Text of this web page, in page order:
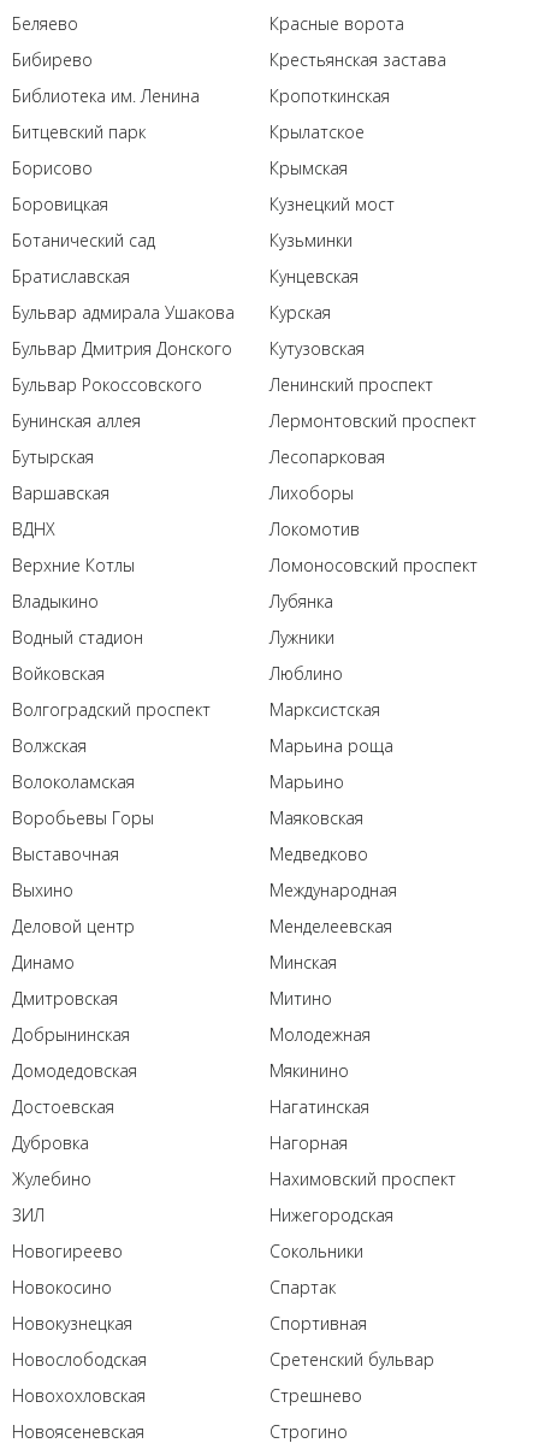
Беляево
Бибирево
Библиотека им. Ленина
Битцевский парк
Борисово
Боровицкая
Ботанический сад
Братиславская
Бульвар адмирала Ушакова
Бульвар Дмитрия Донского
Бульвар Рокоссовского
Бунинская аллея
Бутырская
Варшавская
ВДНХ
Верхние Котлы
Владыкино
Водный стадион
Войковская
Волгоградский проспект
Волжская
Волоколамская
Воробьевы Горы
Выставочная
Выхино
Деловой центр
Динамо
Дмитровская
Добрынинская
Домодедовская
Достоевская
Дубровка
Жулебино
ЗИЛ
Красные ворота
Крестьянская застава
Кропоткинская
Крылатское
Крымская
Кузнецкий мост
Кузьминки
Кунцевская
Курская
Кутузовская
Ленинский проспект
Лермонтовский проспект
Лесопарковая
Лихоборы
Локомотив
Ломоносовский проспект
Лубянка
Лужники
Люблино
Марксистская
Марьина роща
Марьино
Маяковская
Медведково
Международная
Менделеевская
Минская
Митино
Молодежная
Мякинино
Нагатинская
Нагорная
Нахимовский проспект
Нижегородская
Новогиреево
Новокосино
Новокузнецкая
Новослободская
Новохохловская
Новоясеневская
Сокольники
Спартак
Спортивная
Сретенский бульвар
Стрешнево
Строгино